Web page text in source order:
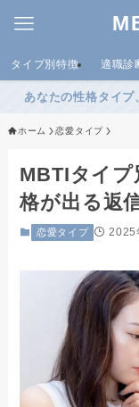
タイプ別特徴 適職診
あなたの性格タイプ
ホーム 恋愛タイプ
MBTIタイ
格が出る返
恋愛タイプ 2025